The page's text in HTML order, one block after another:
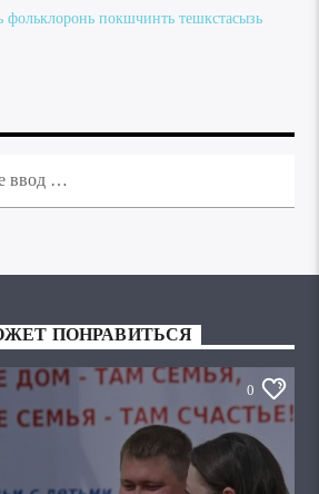
фольклоронь покшчинть тешкстасызь
ПОНРАВИТЬСЯ
0